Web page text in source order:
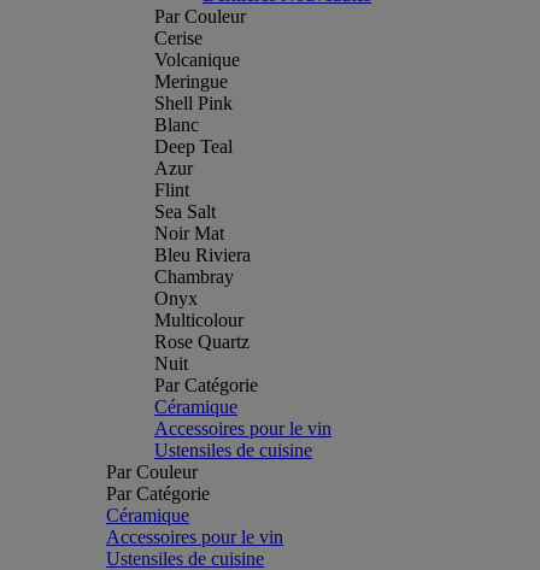
Par Couleur
Cerise
Volcanique
Meringue
Shell Pink
Blanc
Deep Teal
Azur
Flint
Sea Salt
Noir Mat
Bleu Riviera
Chambray
Onyx
Multicolour
Rose Quartz
Nuit
Par Catégorie
Céramique
Accessoires pour le vin
Ustensiles de cuisine
Par Couleur
Par Catégorie
Céramique
Accessoires pour le vin
Ustensiles de cuisine